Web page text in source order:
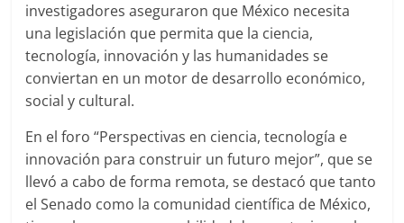
investigadores aseguraron que México necesita
una legislación que permita que la ciencia,
tecnología, innovación y las humanidades se
conviertan en un motor de desarrollo económico,
social y cultural.
En el foro “Perspectivas en ciencia, tecnología e
innovación para construir un futuro mejor”, que se
llevó a cabo de forma remota, se destacó que tanto
el Senado como la comunidad científica de México,